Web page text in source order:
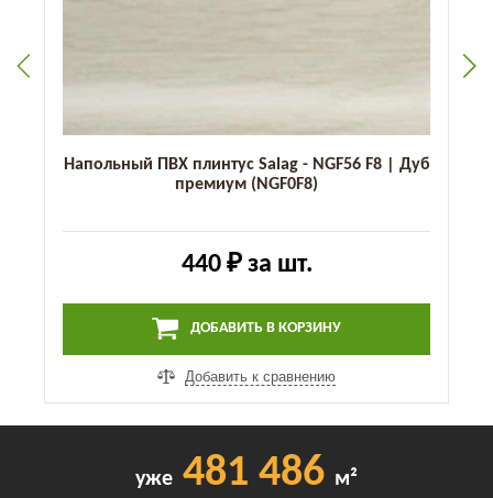
Напольный ПВХ плинтус Salag - NGF56 F8 | Дуб
премиум (NGF0F8)
440 ₽за шт.
ДОБАВИТЬ В КОРЗИНУ
Добавить к сравнению
уже 481 486 м²